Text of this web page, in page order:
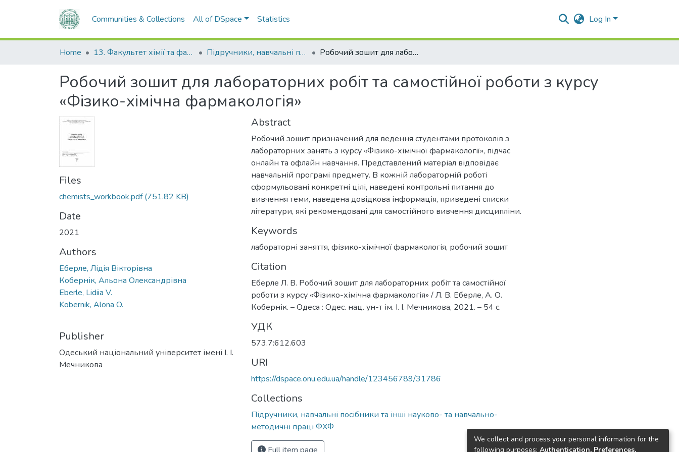
Communities & Collections All of DSpace Statistics Log In
Home 13. Факультет хімії та фармації Підручники, навчальні посібники та інші науково- та навчально-методичні праці ФХФ Робочий зошит для лабораторних робіт та самостійної роботи з курсу «Фізико-хімічна фармакологія»
Робочий зошит для лабораторних робіт та самостійної роботи з курсу
«Фізико-хімічна фармакологія»
Files
chemists_workbook.pdf(751.82 KB)
Date
2021
Authors
Еберле, Лідія Вікторівна
Кобернік, Альона Олександрівна
Eberle, Lidiia V.
Kobernik, Alona O.
Publisher
Одеський національний університет імені І. І.
Мечникова
Abstract
Робочий зошит призначений для ведення студентами протоколів з
лабораторних занять з курсу «Фізико-хімічної фармакології», підчас
онлайн та офлайн навчання. Представлений матеріал відповідає
навчальній програмі предмету. В кожній лабораторній роботі
сформульовані конкретні цілі, наведені контрольні питання до
вивчення теми, наведена довідкова інформація, приведені списки
літератури, які рекомендовані для самостійного вивчення дисципліни.
Keywords
лабораторні заняття, фізико-хімічної фармакологія, робочий зошит
Citation
Еберле Л. В. Робочий зошит для лабораторних робіт та самостійної
роботи з курсу «Фізико-хімічна фармакологія» / Л. В. Еберле, А. О.
Кобернік. – Одеса : Одес. нац. ун-т ім. І. І. Мечникова, 2021. – 54 с.
УДК
573.7:612.603
URI
https://dspace.onu.edu.ua/handle/123456789/31786
Collections
Підручники, навчальні посібники та інші науково- та навчально-
методичні праці ФХФ
We collect and process your personal information for the
following purposes: Authentication, Preferences,